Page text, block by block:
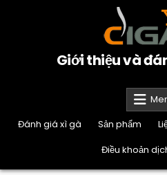
Giới thiệu và
Đánh giá xì gà
Sản phẩm
Điều khoản